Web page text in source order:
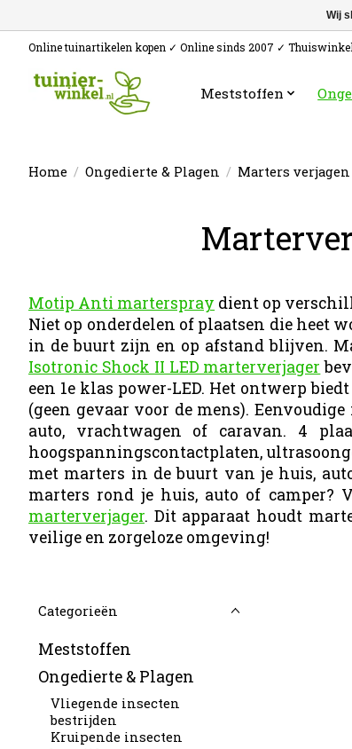
Online tuinartikelen kopen ✓ Online sinds 2007 ✓
Meststoffen
Home / Ongedierte & Plagen / Marters verjagen
Motip Anti marterspray dient op
Niet op onderdelen of plaatsen die heet
in de buurt zijn en op afstand blijven.
Isotronic Shock II LED marterverjager
een 1e klas power-LED. Het ontwerp
(geen gevaar voor de mens).
auto, vrachtwagen of caravan. 4
hoogspanningscontactplaten,
met marters in de buurt van je huis,
marters rond je huis, auto of camper?
marterverjager. Dit apparaat houdt
veilige en zorgeloze omgeving!
Categorieën
Meststoffen
Ongedierte & Plagen
Vliegende insecten
bestrijden
Kruipende insecten
Wij